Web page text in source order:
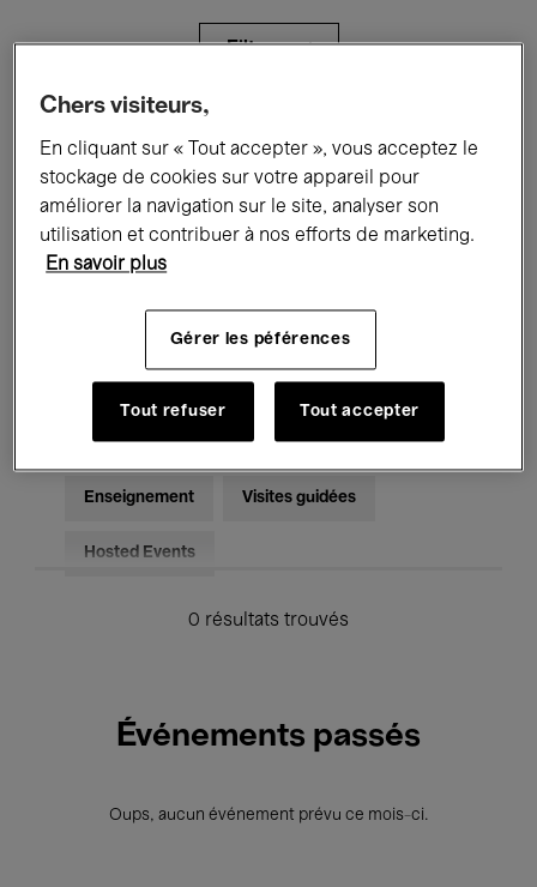
Filtres
Expositions Films Performances
Rencontres & Débats Jazz
Musique électronique
Pour tous Kids’ Palace
Enseignement Visites guidées
Hosted Events
0 résultats trouvés
Événements passés
Oups, aucun événement prévu ce mois-ci.
Chers visiteurs,
En cliquant sur « Tout accepter », vous acceptez le
stockage de cookies sur votre appareil pour
améliorer la navigation sur le site, analyser son
utilisation et contribuer à nos efforts de marketing.
En savoir plus
Gérer les péférences
Tout refuser Tout accepter